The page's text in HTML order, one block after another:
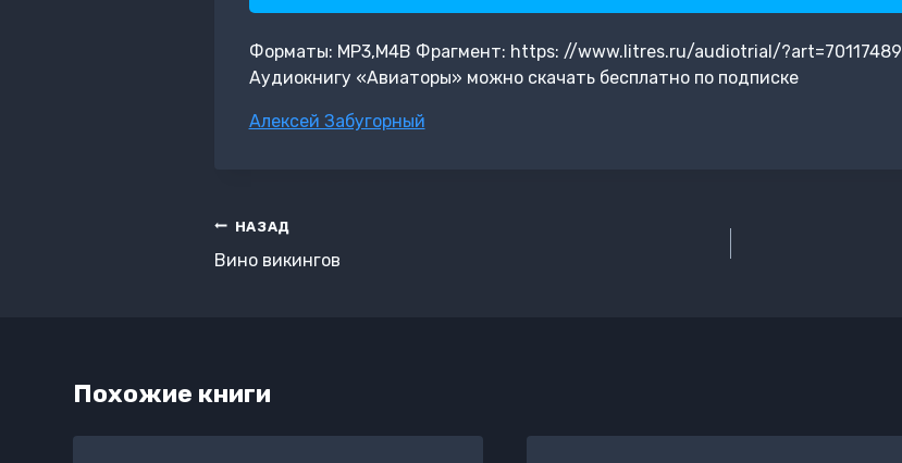
Форматы: MP3,M4B Фрагмент: https: //www.litres.ru/audiotrial/?art=70117489
Аудиокнигу «Авиаторы» можно скачать бесплатно по подписке
Метки
Алексей Забугорный
Навигация
по
НАЗАД
Вино викингов
Похожие книги